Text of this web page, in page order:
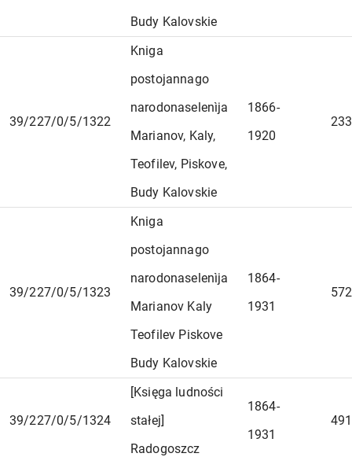
Budy Kalovskie
39/227/0/5/1322
Kniga
postojannago
narodonaselenìja
Marianov, Kaly,
Teofilev, Piskove,
Budy Kalovskie
1866-
1920
233
39/227/0/5/1323
Kniga
postojannago
narodonaselenìja
Marianov Kaly
Teofilev Piskove
Budy Kalovskie
1864-
1931
572
39/227/0/5/1324
[Księga ludności
stałej]
Radogoszcz
1864-
1931
491